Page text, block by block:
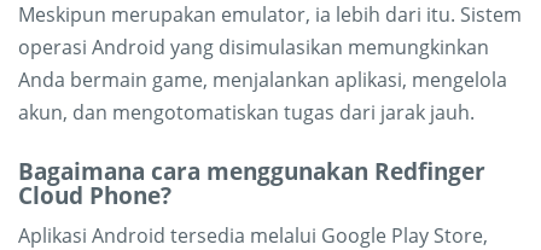
Meskipun merupakan emulator, ia lebih dari itu. Sistem
operasi Android yang disimulasikan memungkinkan
Anda bermain game, menjalankan aplikasi, mengelola
akun, dan mengotomatiskan tugas dari jarak jauh.
Bagaimana cara menggunakan Redfinger
Cloud Phone?
Aplikasi Android tersedia melalui Google Play Store,